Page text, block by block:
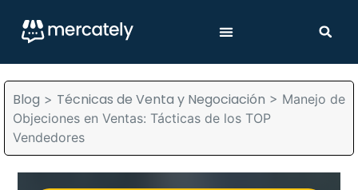
Blog > Técnicas de Venta y Negociación > Manejo de
Objeciones en Ventas: Tácticas de los TOP
Vendedores